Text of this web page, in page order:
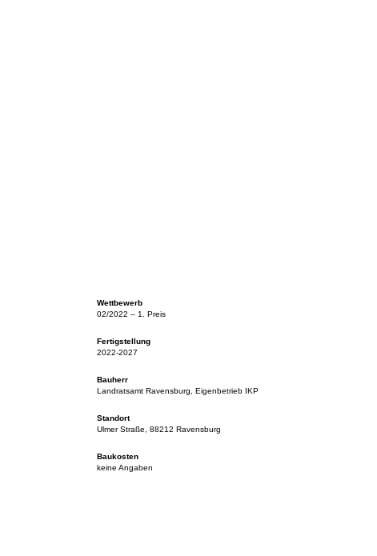
Wettbewerb
02/2022 – 1. Preis
Fertigstellung
2022-2027
Bauherr
Landratsamt Ravensburg, Eigenbetrieb IKP
Standort
Ulmer Straße, 88212 Ravensburg
Baukosten
keine Angaben